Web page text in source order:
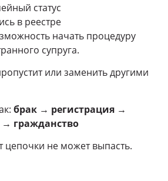
статус
в реестре
начать процедуру
супруга.
или заменить другими
брак → регистрация →
→ гражданство
цепочки не может выпасть.